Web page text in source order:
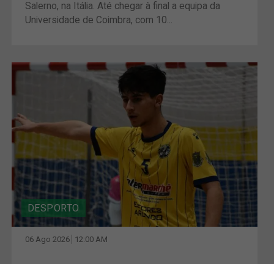
Salerno, na Itália. Até chegar à final a equipa da
Universidade de Coimbra, com 10...
DESPORTO
06 Ago 2026 12:00 AM